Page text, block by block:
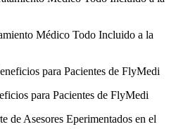
Médico Todo Incluido a la
para Pacientes de FlyMedi